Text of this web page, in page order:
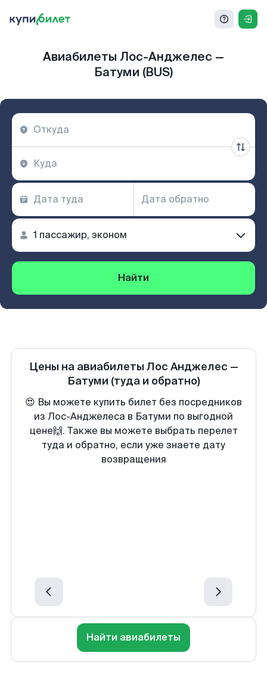
Авиабилеты Лос-Анджелес —
Батуми (BUS)
Найти
Цены на авиабилеты Лос Анджелес —
Батуми (туда и обратно)
😍 Вы можете купить билет без посредников
из Лос-Анджелеса в Батуми по выгодной
цене🙌. Также вы можете выбрать перелет
туда и обратно, если уже знаете дату
возвращения
Найти авиабилеты